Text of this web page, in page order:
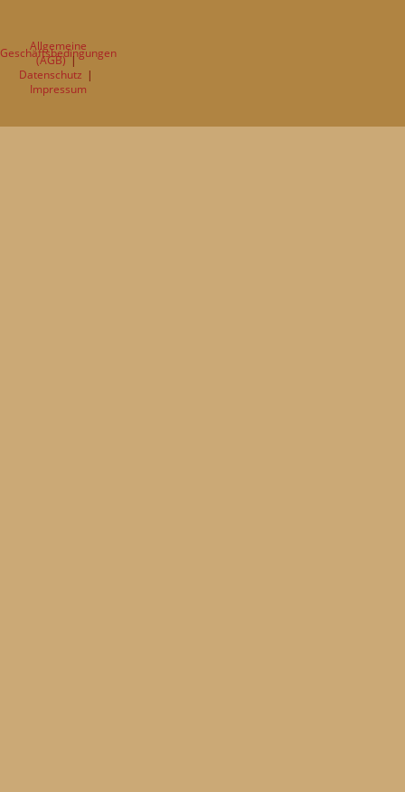
Allgemeine
Geschäftsbedingungen
(AGB)
Datenschutz
Impressum